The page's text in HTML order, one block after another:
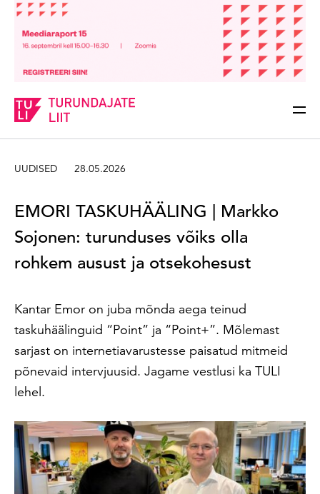
Sisesta märksõna
UUDISED 28.05.2026
EMORI TASKUHÄÄLING | Markko
Sojonen: turunduses võiks olla
rohkem ausust ja otsekohesust
Kantar Emor on juba mõnda aega teinud
taskuhäälinguid “Point” ja “Point+”. Mõlemast
sarjast on internetiavarustesse paisatud mitmeid
põnevaid intervjuusid. Jagame vestlusi ka TULI
lehel.